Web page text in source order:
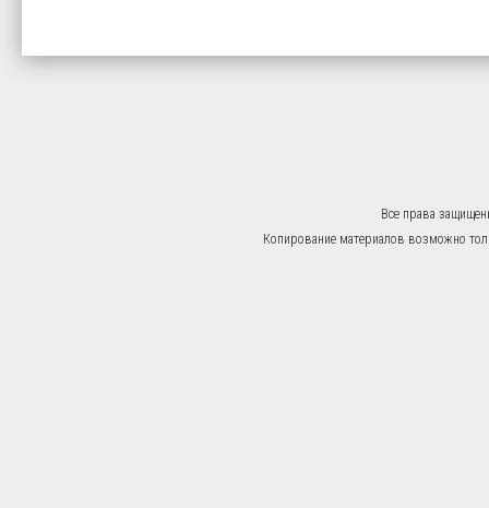
Все права
Копирование материалов возможно